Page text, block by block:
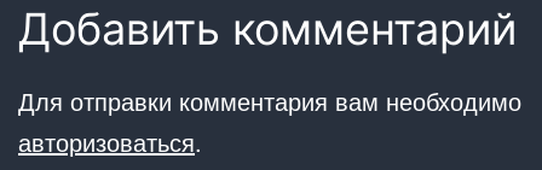
Добавить комментарий
Для отправки комментария вам необходимо
авторизоваться.